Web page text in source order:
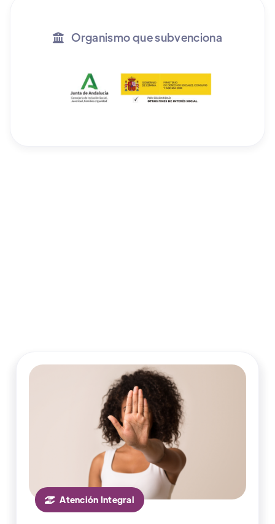
 Organismo que subvenciona
 Atención Integral